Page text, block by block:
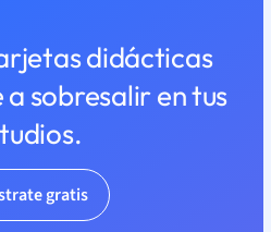
didácticas
sobresalir en tus
gratis